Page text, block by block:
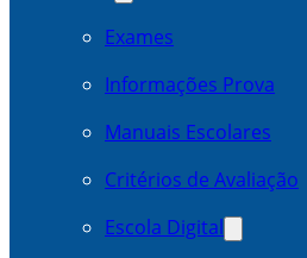
Exames
Informações Prova
Manuais Escolares
Critérios de Avaliação
Escola Digital